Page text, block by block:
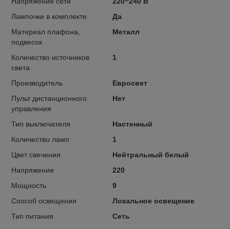
Лампочки в комплекте
Да
Материал плафона,
подвесок
Металл
Количество источников
света
1
Производитель
Евросвет
Пульт дистанционного
управления
Нет
Тип выключателя
Настенный
Количество ламп
1
Цвет свечения
Нейтральный белый
Напряжение
220
Мощность
9
Способ освещения
Локальное освещение
Тип питания
Сеть